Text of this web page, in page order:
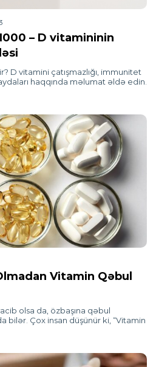
– D vitamininin
D vitamini çatışmazlığı, immunitet
haqqında məlumat əldə edin.
Vitamin Qəbul
olsa da, özbaşına qəbul
bilər. Çox insan düşünür ki, “Vitamin